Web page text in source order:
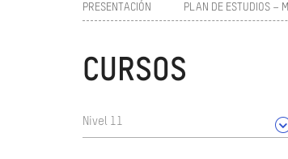
PRESENTACIÓN PLAN DE ESTUDIOS –
CURSOS
Nivel 11